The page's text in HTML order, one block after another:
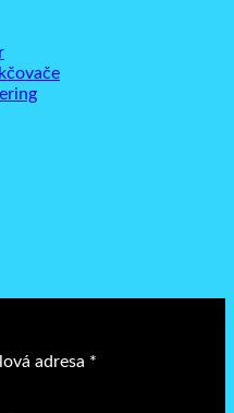
adresa *